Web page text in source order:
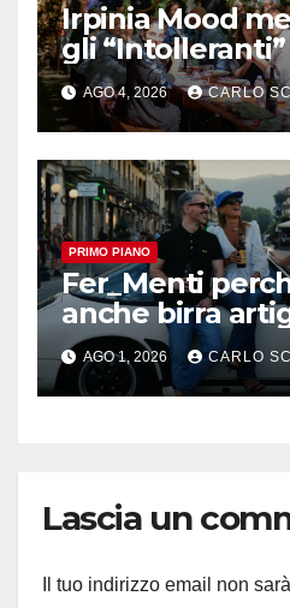
Irpinia Mood
gli
rivoluzione
cibo
AGO 4, 2026 CARLO
PRIMO PIANO
Fer_Menti
anche birra
appuntamento
AGO 1, 2026 CARLO
Lascia un
Il tuo indirizzo email non